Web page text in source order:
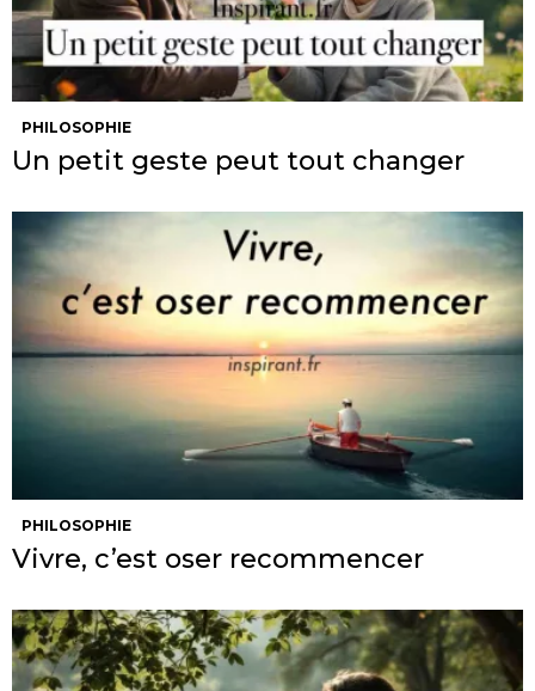
PHILOSOPHIE
Un petit geste peut tout changer
PHILOSOPHIE
Vivre, c’est oser recommencer